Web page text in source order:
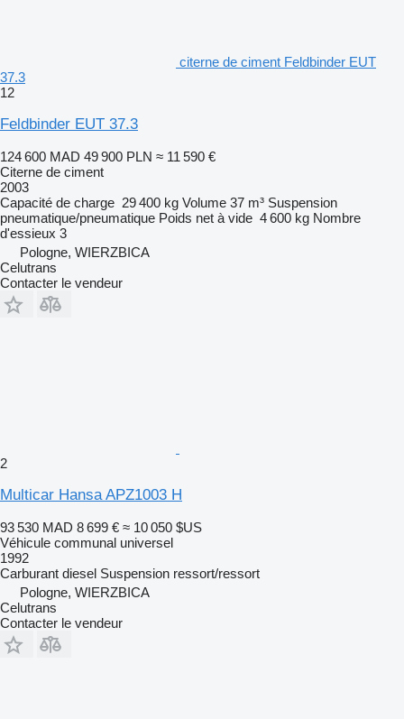
citerne de ciment Feldbinder EUT
37.3
12
Feldbinder EUT 37.3
124 600 MAD 49 900 PLN ≈ 11 590 €
Citerne de ciment
2003
Capacité de charge 29 400 kg Volume 37 m³ Suspension
pneumatique/pneumatique Poids net à vide 4 600 kg Nombre
d'essieux 3
Pologne, WIERZBICA
Celutrans
Contacter le vendeur
2
Multicar Hansa APZ1003 H
93 530 MAD 8 699 € ≈ 10 050 $US
Véhicule communal universel
1992
Carburant diesel Suspension ressort/ressort
Pologne, WIERZBICA
Celutrans
Contacter le vendeur